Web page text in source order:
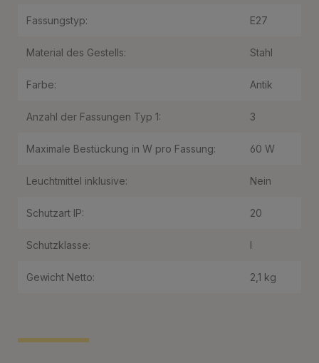
Fassungstyp: E27
Material des Gestells: Stahl
Farbe: Antik
Anzahl der Fassungen Typ 1: 3
Maximale Bestückung in W pro Fassung: 60 W
Leuchtmittel inklusive: Nein
Schutzart IP: 20
Schutzklasse: I
Gewicht Netto: 2,1 kg